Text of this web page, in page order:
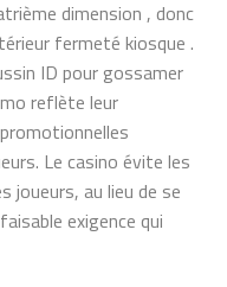
dimension , donc
fermeté kiosque .
ID pour gossamer
reflète leur
Le casino évite les
au lieu de se
exigence qui